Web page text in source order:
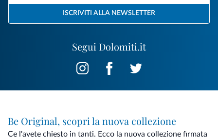
Segui Dolomiti.it
ISCRIVITI ALLA NEWSLETTER
Be Original, scopri la nuova collezione
Ce l'avete chiesto in tanti. Ecco la nuova collezione firmata